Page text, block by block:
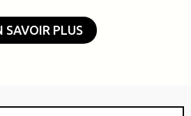
SAVOIR PLUS